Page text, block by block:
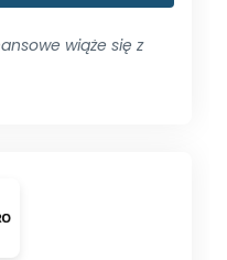
wiąże się z